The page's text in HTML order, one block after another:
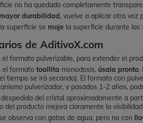
no ha quedado completamente
mayor durabilidad , vuelve a aplicar otra vez
superficie se moje la superficie durante las
de AditivoX.com
el formato pulverizable, para extender el
el formato toallita monodosis, úsala pronto.
tiempo se irá secando). El formato con
pulverizador, y pasados 1-2 años,
despedida del cristal aproximadamente a
del producto mejora claramente la visibilidad
observa con gotas de agua, pero no con